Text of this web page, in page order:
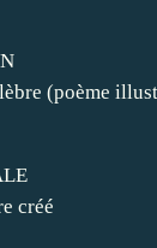
(poème
créé